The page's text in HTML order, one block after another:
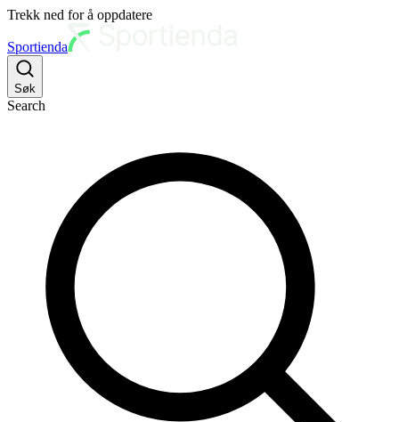
Trekk ned for å oppdatere
Sportienda
Søk
Search